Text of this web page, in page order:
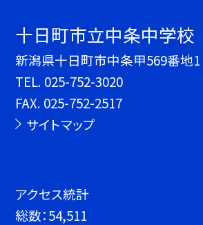
十日町市立中条中学校
新潟県十日町市中条甲569番地1
TEL. 025-752-3020
FAX. 025-752-2517
サイトマップ
アクセス統計
総数：54,511